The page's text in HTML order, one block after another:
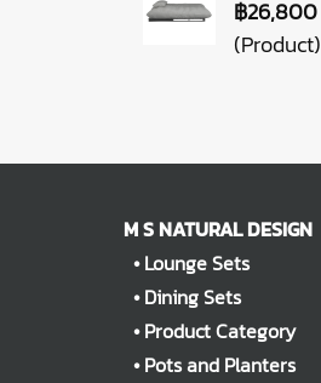
฿26,800
(Product)
M S NATURAL DESIGN
•Lounge Sets
•Dining Sets
•Product Category
•Pots and Planters